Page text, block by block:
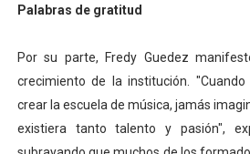
Palabras de gratitud
Por su parte, Fredy Guedez
crecimiento de la institución.
crear la escuela de música, jamás
existiera tanto talento y pasión",